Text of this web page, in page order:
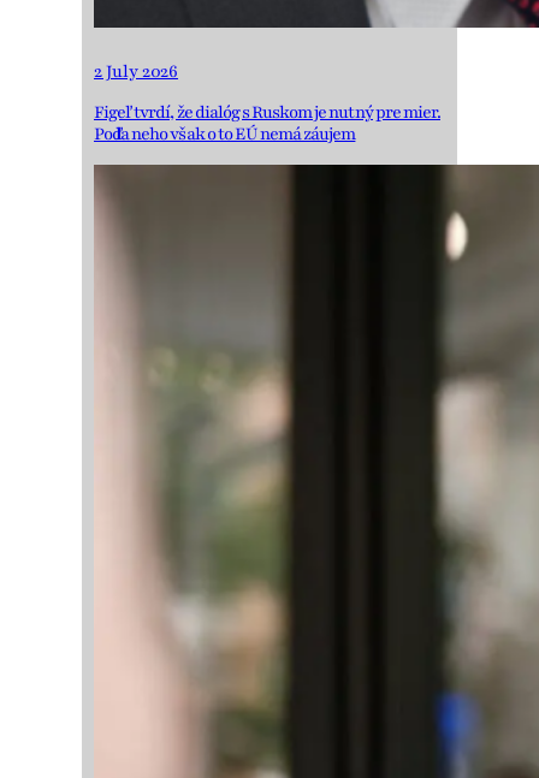
2 July 2026
Figeľ tvrdí, že dialóg s Ruskom je nutný pre mier.
Podľa neho však o to EÚ nemá záujem